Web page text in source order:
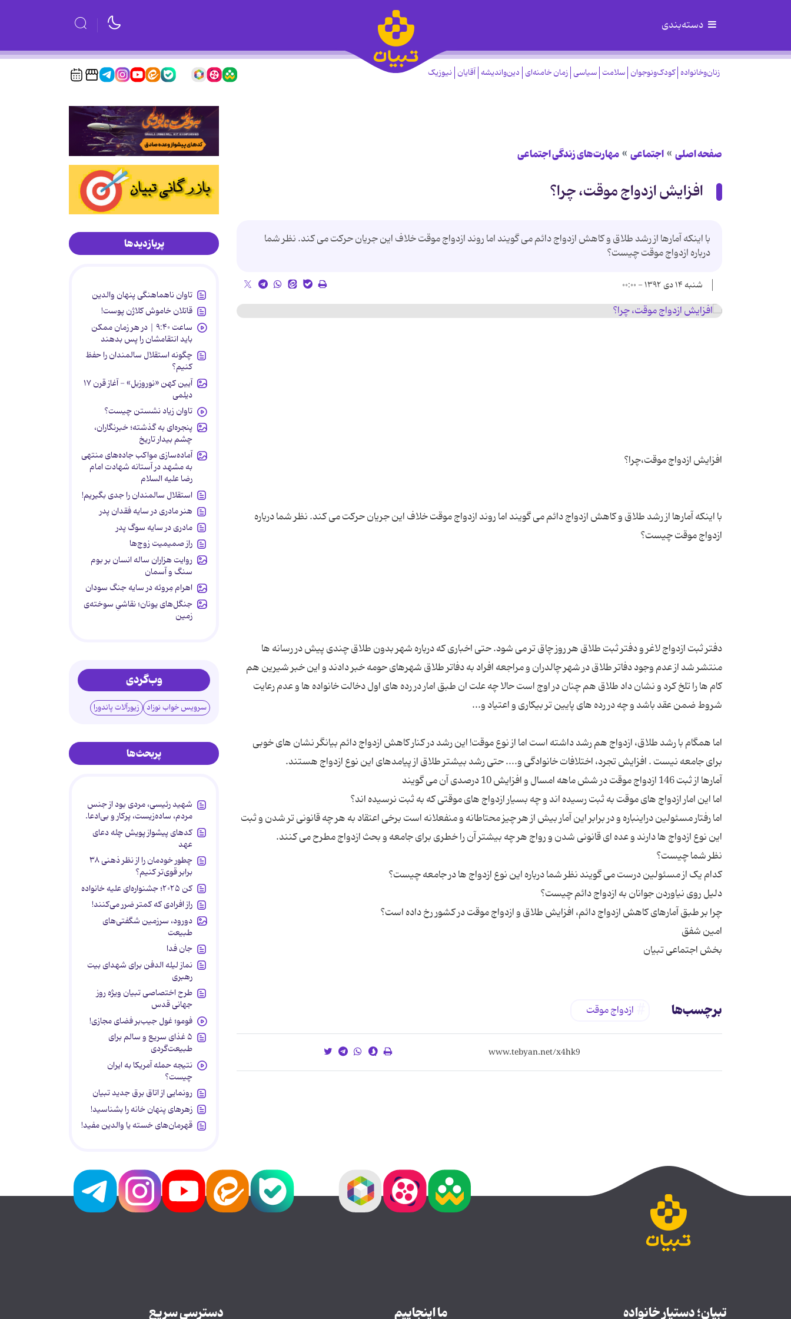
دسته‌بندی
زنان‌وخانواده کودک‌ونوجوان سلامت سیاسی زمان خامنه‌ای دین‌واندیشه آقایان نیوزیک
صفحه اصلی اجتماعی مهارت‌های زندگی اجتماعی
افزایش ازدواج موقت، چرا؟
با اینکه آمارها از رشد طلاق و کاهش ازدواج دائم می گویند اما روند ازدواج موقت خلاف این جریان حرکت می کند. نظر شما
درباره ازدواج موقت چیست؟
شنبه ۱۴ دی ۱۳۹۲ - ۰۰:۰۰
با اینکه آمارها از رشد طلاق و کاهش ازدواج دائم می گویند اما روند ازدواج موقت خلاف این جریان حرکت می کند. نظر شما درباره
دفتر ثبت ازدواج لاغر و دفتر ثبت طلاق هر روز چاق تر می شود. حتی اخباری که درباره شهر بدون طلاق چندی پیش در رسانه ها
منتشر شد از عدم وجود دفاتر طلاق در شهر چالدران و مراجعه افراد به دفاتر طلاق شهرهای حومه خبر دادند و این خبر شیرین هم
کام ها را تلخ کرد و نشان داد طلاق هم چنان در اوج است حالا چه علت ان طبق امار در رده های اول دخالت خانواده ها و عدم رعایت
اما همگام با رشد طلاق، ازدواج هم رشد داشته است اما از نوع موقت! این رشد در کنار کاهش ازدواج دائم بیانگر نشان های خوبی
اما رفتار مسئولین دراینباره و در برابر این آمار بیش از هر چیز محتاطانه و منفعلانه است برخی اعتقاد به هر چه قانونی تر شدن و ثبت
بخش اجتماعی تبیان
برچسب‌ها ازدواج موقت
پربازدیدها
تاوان ناهماهنگی پنهان والدین
قاتلان خاموش کلاژن پوست!
ساعت ۹:۴۰ | در هر زمان ممکن
باید انتقامشان را پس بدهند
چگونه استقلال سالمندان را حفظ
کنیم؟
آیین کهن «نوروزبل» - آغاز قرن ۱۷
دیلمی
تاوان زیاد نشستن چیست؟
پنجره‌ای به گذشته؛ خبرنگاران،
چشم بیدار تاریخ
آماده‌سازی مواکب جاده‌های منتهی
به مشهد در آستانه شهادت امام
رضا علیه السلام
استقلال سالمندان را جدی بگیریم!
هنر مادری در سایه‌ فقدان پدر
مادری در سایه سوگ پدر
راز صمیمیت زوج‌ها
روایت هزاران ساله انسان بر بوم
سنگ و آسمان
اهرام مِروئه در سایه جنگ سودان
جنگل‌های یونان؛ نقاشیِ سوخته‌ی
زمین
وب‌گردی
سرویس خواب نوزاد زیورآلات پاندورا
پربحث‌ها
شهید رئیسی، مردی بود از جنس
مردم، ساده‌زیست، پرکار و بی‌ادعا.
کدهای پیشواز پویش چله دعای
عهد
چطور خودمان را از نظر ذهنی ۳۸
برابر قوی‌تر کنیم؟
کن ۲۰۲۵؛ جشنواره‌ای علیه خانواده
راز افرادی که کمتر ضرر می‌کنند!
دورود، سرزمین شگفتی‌های
طبیعت
جان فدا
نماز لیله الدفن برای شهدای بیت
رهبری
طرح اختصاصی تبیان ویژه روز
جهانی قدس
فومو؛ غول جیب‌بر فضای مجازی!
۵ غذای سریع و سالم برای
طبیعت‌گردی
نتیجه حمله آمریکا به ایران
چیست؟
رونمایی از اتاق برق جدید تبیان
زهرهای پنهان خانه را بشناسید!
قهرمان‌های خسته یا والدین مفید!
تبیان؛ دستیار خانواده ما اینجاییم دسترسی سریع